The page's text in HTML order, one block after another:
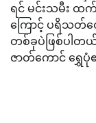
ရင် မင်းသမီး
ကြောင့် ပရိသတ်တွ
တစ်ခုပဲဖြစ်ပါ
ဇာတ်ကောင် ရွှေပုံ